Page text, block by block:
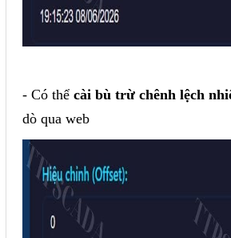
- Có thể cài bù trừ chênh lệch
dò qua web